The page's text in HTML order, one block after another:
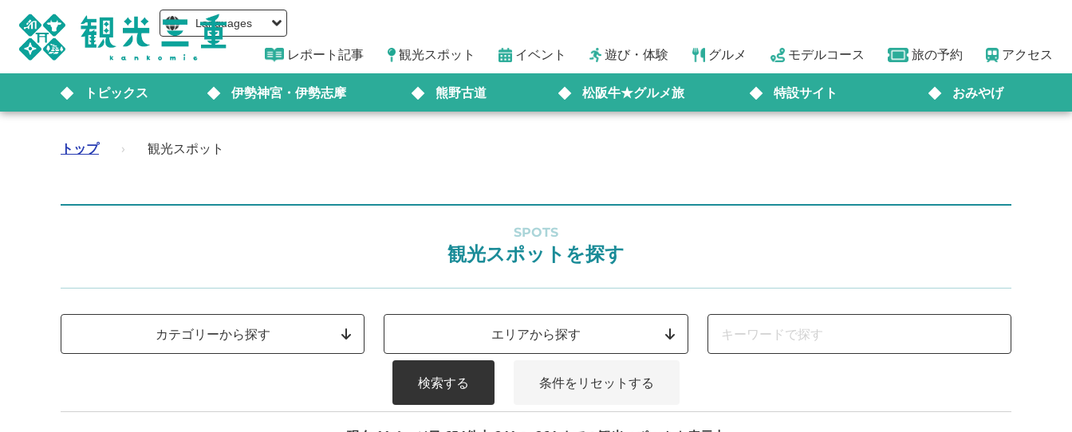
Languages
レポート記事 観光スポット イベント 遊び・体験 グルメ モデルコース 旅の予約 アクセス
トピックス 伊勢神宮・伊勢志摩 熊野古道 松阪牛★グルメ旅 特設サイト おみやげ
トップ › 観光スポット
SPOTS
観光スポットを探す
カテゴリーから探す エリアから探す
検索する 条件をリセットする